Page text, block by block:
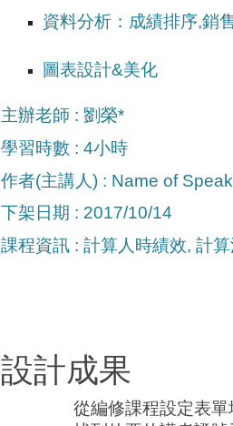
資料分析：成績排序,銷
圖表設計&美化
主辦老師 : 劉榮*
學習時數 : 4小時
作者(主講人) : Name of
下架日期 : 2017/10/14
課程資訊 : 計算人時績效, 計
設計成果
從編修課程設定表